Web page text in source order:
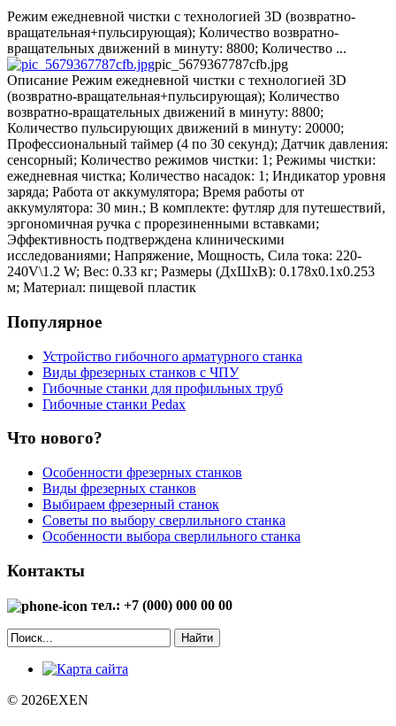
Режим ежедневной чистки с технологией 3D (возвратно-
вращательная+пульсирующая); Количество возвратно-
вращательных движений в минуту: 8800; Количество ...
pic_5679367787cfb.jpg
Описание Режим ежедневной чистки с технологией 3D
(возвратно-вращательная+пульсирующая); Количество
возвратно-вращательных движений в минуту: 8800;
Количество пульсирующих движений в минуту: 20000;
Профессиональный таймер (4 по 30 секунд); Датчик давления:
сенсорный; Количество режимов чистки: 1; Режимы чистки:
ежедневная чистка; Количество насадок: 1; Индикатор уровня
заряда; Работа от аккумулятора; Время работы от
аккумулятора: 30 мин.; В комплекте: футляр для путешествий,
эргономичная ручка с прорезиненными вставками;
Эффективность подтверждена клиническими
исследованиями; Напряжение, Мощность, Сила тока: 220-
240V\1.2 W; Вес: 0.33 кг; Размеры (ДхШхВ): 0.178х0.1х0.253
м; Материал: пищевой пластик
Популярное
Устройство гибочного арматурного станка
Виды фрезерных станков с ЧПУ
Гибочные станки для профильных труб
Гибочные станки Pedax
Что нового?
Особенности фрезерных станков
Виды фрезерных станков
Выбираем фрезерный станок
Советы по выбору сверлильного станка
Особенности выбора сверлильного станка
Контакты
тел.: +7 (000) 000 00 00
Найти
© 2026EXEN